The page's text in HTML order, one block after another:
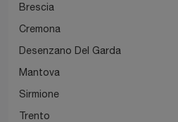
Brescia
Cremona
Desenzano Del Garda
Mantova
Sirmione
Trento